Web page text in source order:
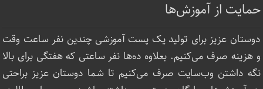
حمایت از آموزش‌ها
دوستان عزیز برای تولید یک پست آموزشی چندین نفر ساعت‌ وقت
و هزینه صرف می‌کنیم. بعلاوه ده‌ها نفر ساعتی که هفتگی برای بالا
نگه داشتن وب‌سایت صرف ‌می‌کنیم تا شما دوستان عزیز براحتی